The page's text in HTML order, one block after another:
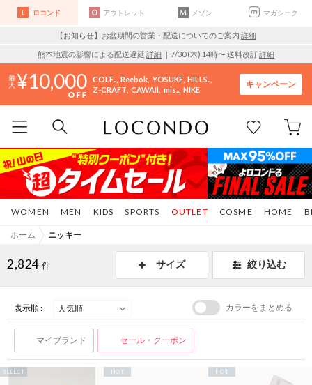
ロコンド アウトレット メゾン マガシーク
【お知らせ】お盆期間の営業・配送についてのご案内 詳細
熊本地震の影響による配送遅延 詳細 ｜7/30 (木) 14時〜 送料改訂詳細
10,000 COLE.. Reebok YOSUKE HILLS..
Z-CRAFT CAWAII mis.. NIKE
キャンペーン
WOMEN MEN KIDS SPORTS COSME HOME
OUTLET
ホーム ニッキー
2,824 件 サイズ 絞り込む
表示順 : カラーをまとめる
マイブランド セール・クーポン
SELECT HOT HOT